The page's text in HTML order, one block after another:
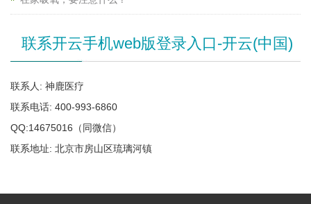
联系开云手机web版登录入口-开云(中国)
联系人: 神鹿医疗
联系电话: 400-993-6860
QQ:14675016（同微信）
联系地址: 北京市房山区琉璃河镇